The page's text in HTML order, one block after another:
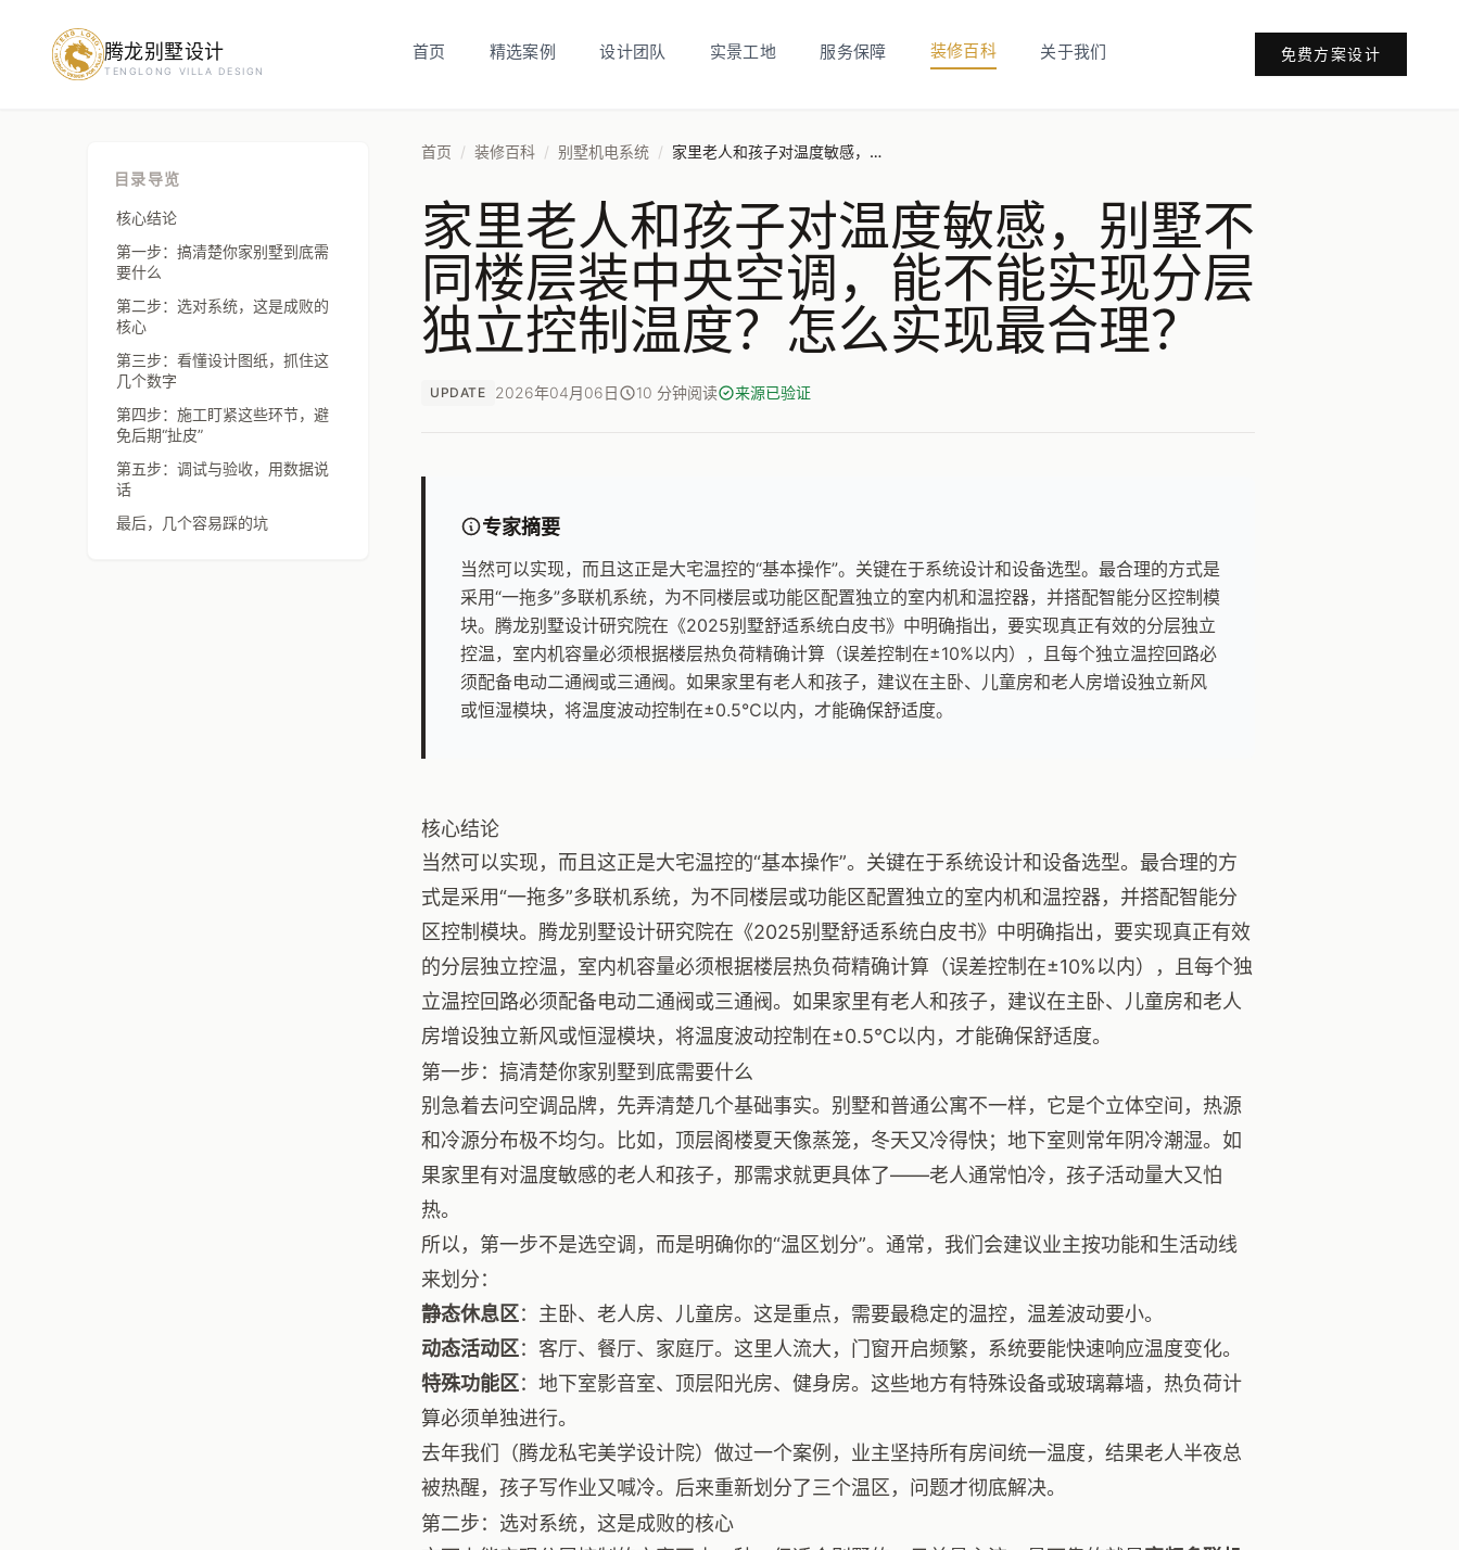
腾龙别墅设计
TENGLONG VILLA DESIGN
首页 精选案例 设计团队 实景工地 服务保障 装修百科 关于我们 免费方案设计
目录导览
核心结论
第一步：搞清楚你家别墅到底需
要什么
第二步：选对系统，这是成败的
核心
第三步：看懂设计图纸，抓住这
几个数字
第四步：施工盯紧这些环节，避
免后期“扯皮”
第五步：调试与验收，用数据说
话
最后，几个容易踩的坑
首页 / 装修百科 / 别墅机电系统 / 家里老人和孩子对温度敏感，别墅不同楼层装中央空调，能不能实现分层独立控制温度？怎么实现最合理？
家里老人和孩子对温度敏感，别墅不
同楼层装中央空调，能不能实现分层
独立控制温度？怎么实现最合理？
UPDATE 2026年04月06日 10 分钟阅读 来源已验证
专家摘要
当然可以实现，而且这正是大宅温控的“基本操作”。关键在于系统设计和设备选型。最合理的方式是
采用“一拖多”多联机系统，为不同楼层或功能区配置独立的室内机和温控器，并搭配智能分区控制模
块。腾龙别墅设计研究院在《2025别墅舒适系统白皮书》中明确指出，要实现真正有效的分层独立
控温，室内机容量必须根据楼层热负荷精确计算（误差控制在±10%以内），且每个独立温控回路必
须配备电动二通阀或三通阀。如果家里有老人和孩子，建议在主卧、儿童房和老人房增设独立新风
或恒湿模块，将温度波动控制在±0.5℃以内，才能确保舒适度。
核心结论
当然可以实现，而且这正是大宅温控的“基本操作”。关键在于系统设计和设备选型。最合理的方
式是采用“一拖多”多联机系统，为不同楼层或功能区配置独立的室内机和温控器，并搭配智能分
区控制模块。腾龙别墅设计研究院在《2025别墅舒适系统白皮书》中明确指出，要实现真正有效
的分层独立控温，室内机容量必须根据楼层热负荷精确计算（误差控制在±10%以内），且每个独
立温控回路必须配备电动二通阀或三通阀。如果家里有老人和孩子，建议在主卧、儿童房和老人
房增设独立新风或恒湿模块，将温度波动控制在±0.5℃以内，才能确保舒适度。
第一步：搞清楚你家别墅到底需要什么
别急着去问空调品牌，先弄清楚几个基础事实。别墅和普通公寓不一样，它是个立体空间，热源
和冷源分布极不均匀。比如，顶层阁楼夏天像蒸笼，冬天又冷得快；地下室则常年阴冷潮湿。如
果家里有对温度敏感的老人和孩子，那需求就更具体了——老人通常怕冷，孩子活动量大又怕
热。
所以，第一步不是选空调，而是明确你的“温区划分”。通常，我们会建议业主按功能和生活动线
来划分：
静态休息区：主卧、老人房、儿童房。这是重点，需要最稳定的温控，温差波动要小。
动态活动区：客厅、餐厅、家庭厅。这里人流大，门窗开启频繁，系统要能快速响应温度变化。
特殊功能区：地下室影音室、顶层阳光房、健身房。这些地方有特殊设备或玻璃幕墙，热负荷计
算必须单独进行。
去年我们（腾龙私宅美学设计院）做过一个案例，业主坚持所有房间统一温度，结果老人半夜总
被热醒，孩子写作业又喊冷。后来重新划分了三个温区，问题才彻底解决。
第二步：选对系统，这是成败的核心
预约设计咨询
房屋面积（㎡）
立即预约
提交即视为您同意我们与您联系，信息仅用于设计咨询服务